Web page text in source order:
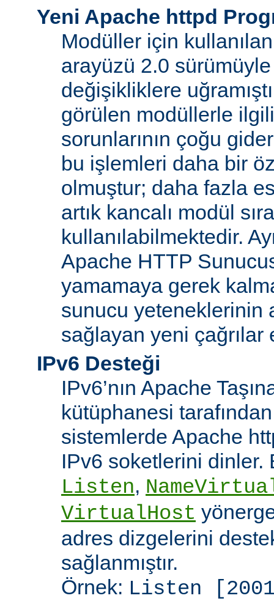
Yeni Apache httpd
Modüller için
arayüzü 2.0
değişikliklere
görülen modüllerle
sorunlarının çoğu
bu işlemleri daha bir
olmuştur; daha fazla
artık kancalı modül
kullanılabilmektedir.
Apache HTTP
yamamaya gerek
sunucu yeteneklerinin
sağlayan yeni çağrılar
IPv6 Desteği
IPv6’nın Apache
kütüphanesi
sistemlerde Apache
IPv6 soketlerini dinler.
Listen,
VirtualHost
adres dizgelerini
sağlanmıştır.
Örnek: Listen